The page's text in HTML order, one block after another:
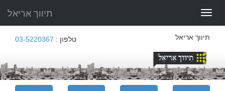
Toggle
navigation
תיווך אריאל
טלפון : 03-5220367 תיווך אריאל